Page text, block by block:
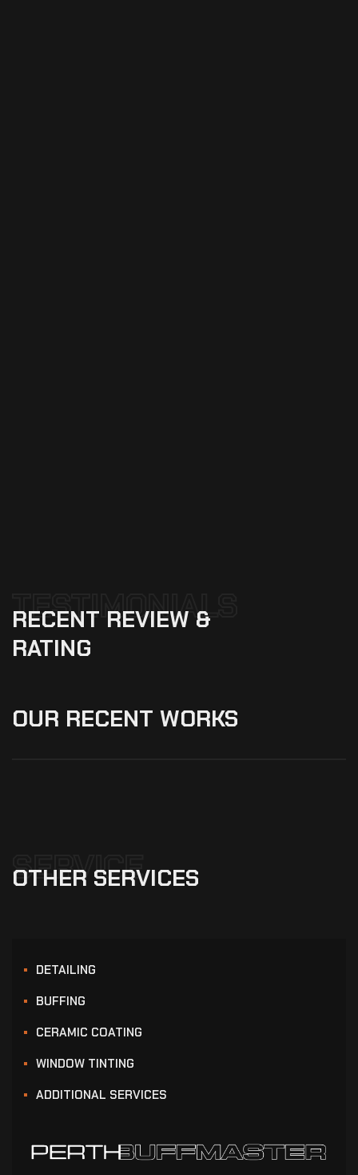
TESTIMONIALS
RECENT REVIEW &
RATING
OUR RECENT WORKS
SERVICE
OTHER SERVICES
DETAILING
BUFFING
CERAMIC COATING
WINDOW TINTING
ADDITIONAL SERVICES